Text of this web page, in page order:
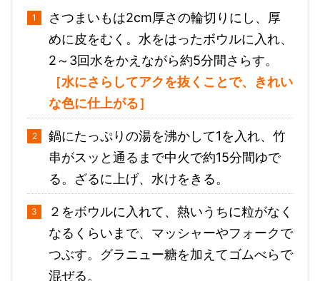
さつまいもは2cm厚さの輪切りにし、厚
めに皮をむく。水をはったボウルに入れ、
2～3回水をかえながら約5分間さらす。
［水にさらしてアクを抜くことで、きれい
な色に仕上がる］
鍋にたっぷりの湯を沸かして1を入れ、竹
串がスッと通るまで中火で約15分間ゆで
る。ざるに上げ、水けをきる。
２をボウルに入れて、熱いうちに粒がなく
なるくらいまで、マッシャーやフォークで
つぶす。グラニュー糖を加えてゴムべらで
混ぜる。